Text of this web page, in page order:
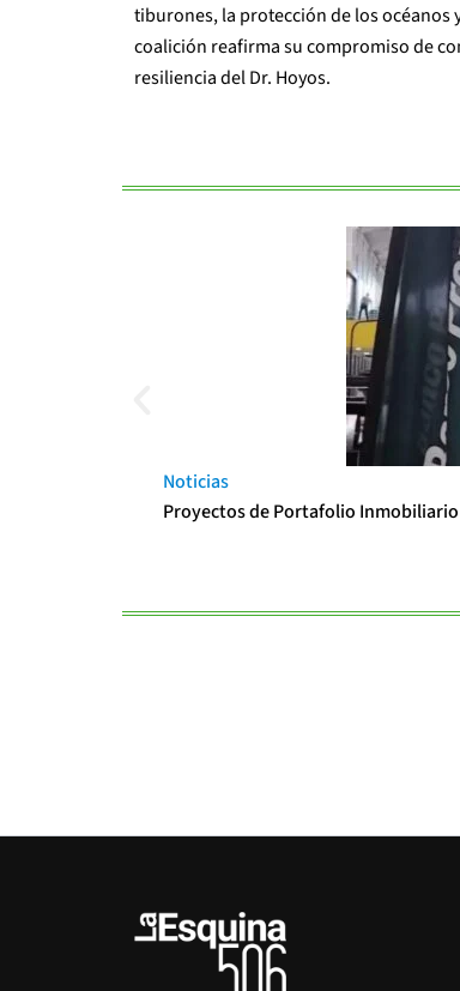
tiburones, la protección de los océanos
coalición reafirma su compromiso de
resiliencia del Dr. Hoyos.
Noticias
Proyectos de Portafolio